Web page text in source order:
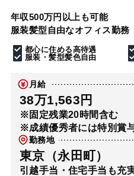
年収500万円以上も可能
服装髪型自由なオフィス勤務
都心に住める高待遇
服装・髪型髪色自由
月給
38万1,563円
※固定残業20時間含む
※成績優秀者には特別賞
勤務地
東京（永田町）
引越手当・住宅手当も充
ホーム
取扱分野
解決実績
アクセス
弁護士・税理士